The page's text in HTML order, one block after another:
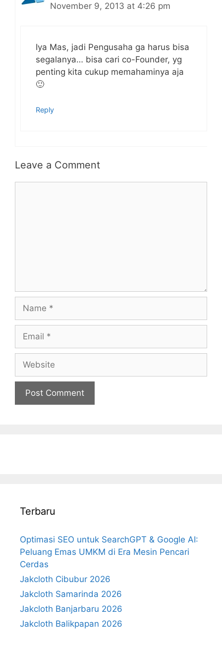
November 9, 2013 at 4:26 pm
Iya Mas, jadi Pengusaha ga harus bisa
segalanya… bisa cari co-Founder, yg
penting kita cukup memahaminya aja
🙂
Reply
Leave a Comment
Name
Email
Website
Terbaru
Optimasi SEO untuk SearchGPT & Google AI:
Peluang Emas UMKM di Era Mesin Pencari
Cerdas
Jakcloth Cibubur 2026
Jakcloth Samarinda 2026
Jakcloth Banjarbaru 2026
Jakcloth Balikpapan 2026